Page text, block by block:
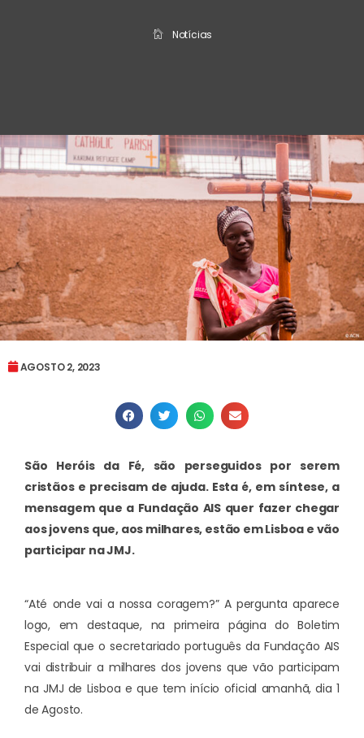
Notícias
AGOSTO 2, 2023
São Heróis da Fé, são perseguidos por serem
cristãos e precisam de ajuda. Esta é, em síntese, a
mensagem que a Fundação AIS quer fazer chegar
aos jovens que, aos milhares, estão em Lisboa e vão
participar na JMJ.
“Até onde vai a nossa coragem?” A pergunta aparece
logo, em destaque, na primeira página do Boletim
Especial que o secretariado português da Fundação AIS
vai distribuir a milhares dos jovens que vão participam
na JMJ de Lisboa e que tem início oficial amanhã, dia 1
de Agosto.